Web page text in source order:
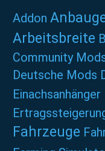
Addon
Arbeitsbreite
Community
Deutsche Mods
Einachsanhänger
Fahrzeuge